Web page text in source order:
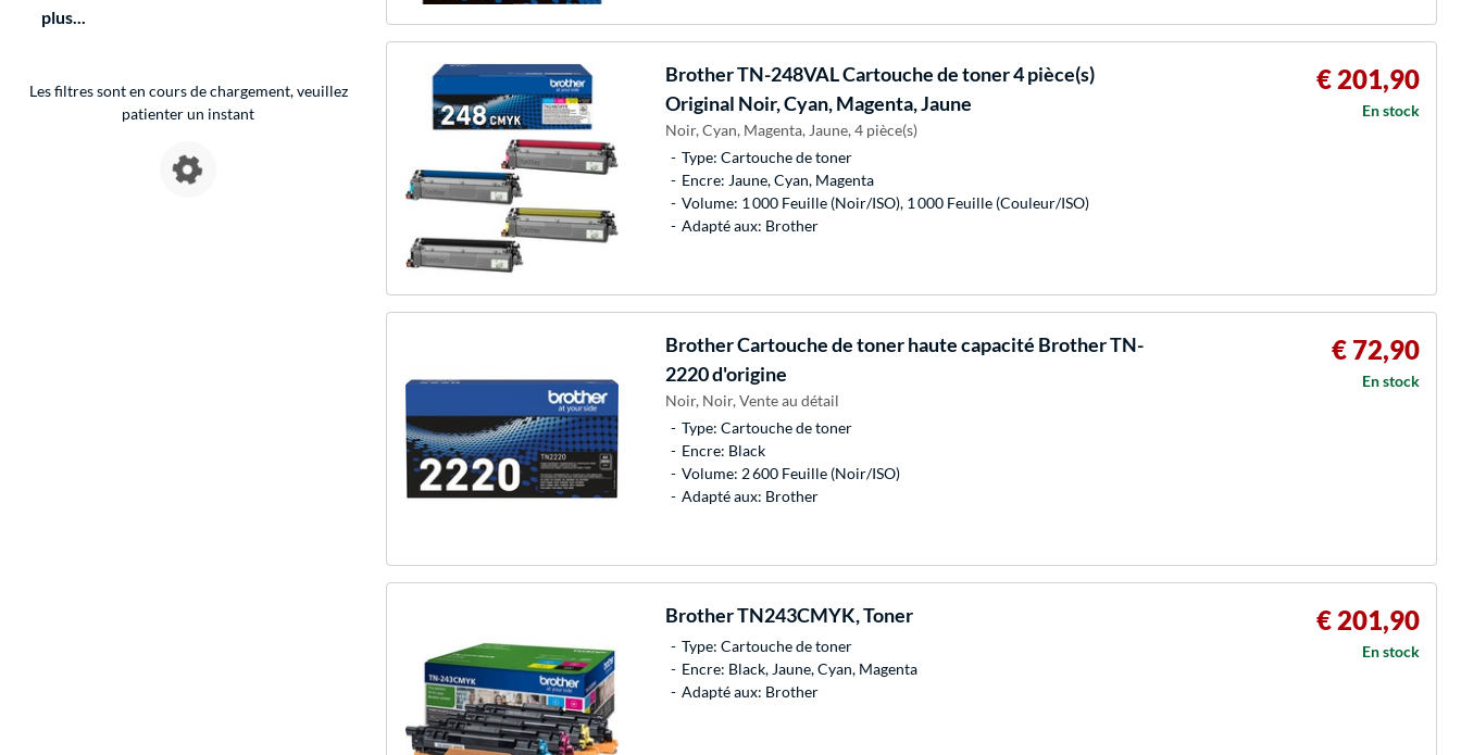
plus...
Les filtres sont en cours de chargement, veuillez
patienter un instant
BrotherTN-248VAL Cartouche de toner 4 pièce(s)
Original Noir, Cyan, Magenta, Jaune
Noir, Cyan, Magenta, Jaune, 4 pièce(s)
Type: Cartouche de toner
Encre: Jaune, Cyan, Magenta
Volume: 1 000 Feuille (Noir/ISO), 1 000 Feuille (Couleur/ISO)
Adapté aux: Brother
€ 201,90
En stock
BrotherCartouche de toner haute capacité Brother TN-
2220 d'origine
Noir, Noir, Vente au détail
Type: Cartouche de toner
Encre: Black
Volume: 2 600 Feuille (Noir/ISO)
Adapté aux: Brother
€ 72,90
En stock
BrotherTN243CMYK, Toner
Type: Cartouche de toner
Encre: Black, Jaune, Cyan, Magenta
Adapté aux: Brother
€ 201,90
En stock